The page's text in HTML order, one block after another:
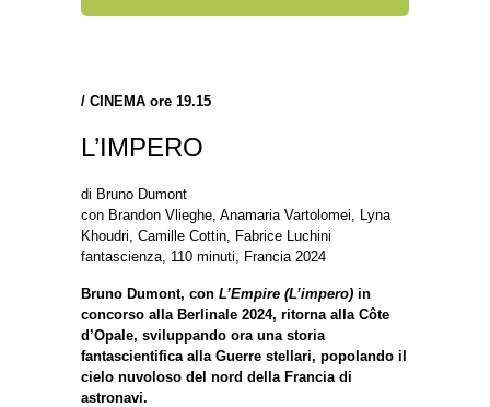
/ CINEMA ore 19.15
L’IMPERO
di Bruno Dumont
con Brandon Vlieghe, Anamaria Vartolomei, Lyna
Khoudri, Camille Cottin, Fabrice Luchini
fantascienza, 110 minuti, Francia 2024
Bruno Dumont, con L’Empire (L’impero) in
concorso alla Berlinale 2024, ritorna alla Côte
d’Opale, sviluppando ora una storia
fantascientifica alla Guerre stellari, popolando il
cielo nuvoloso del nord della Francia di
astronavi.